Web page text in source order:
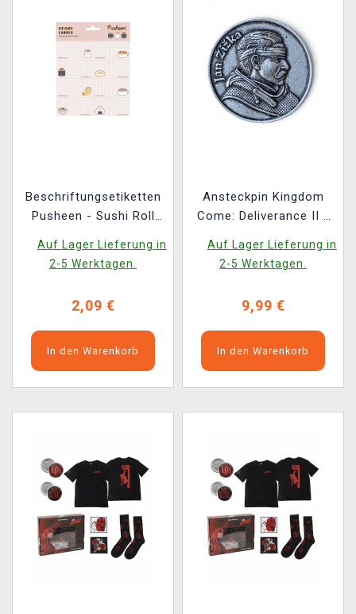
Beschriftungsetiketten
Pusheen - Sushi Roll
Auf Lager Lieferung in
2-5 Werktagen.
2,09 €
In den Warenkorb
Ansteckpin Kingdom
Come: Deliverance II -
Auf Lager Lieferung in
2-5 Werktagen.
9,99 €
In den Warenkorb